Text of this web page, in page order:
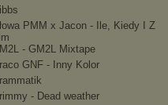
PMM x Jacon - Ile, Kiedy I Z
- GM2L Mixtape
GNF - Inny Kolor
- Dead weather